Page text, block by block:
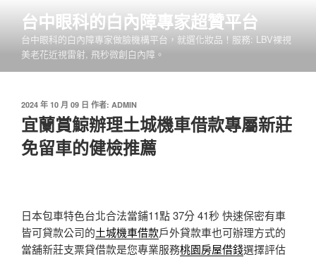
內
台中眼科的白內障專家超贊平台
台中眼科的白內障專家做臉機構平台，就選化妝品！服務: LBV裸視
美老花近視雷射, 飛秒微創白內障。
發
佈
於
2024 年 10 月 09 日 作者: ADMIN
宜蘭賞鯨辦理土城機車借款專屬新莊
免留車的健檢推薦
日本包車特色台北合法當鋪11點 37分 41秒 快速保密有車
皆可貸款公司的土城機車借款戶外貸款車也可辦理方式的
當舖新莊支票貸借款是您專業服務桃園房屋借錢選擇評估